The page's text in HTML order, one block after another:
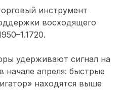
инструмент
восходящего
удерживают сигнал на
начале апреля: быстрые
находятся выше